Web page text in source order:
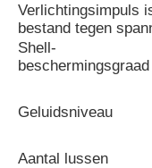
AIS Air Insulated
Solid geïsoleerde
Verlichtingsimpuls
bestand tegen
Shell-
beschermingsgraad
Geluidsniveau
Aantal lussen